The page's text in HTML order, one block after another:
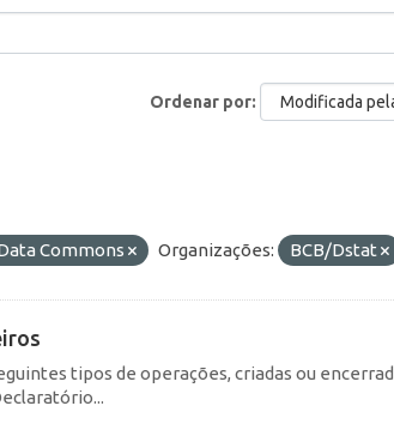
Ordenar por
Commons
Organizações: BCB/Dstat
tipos de operações, criadas ou